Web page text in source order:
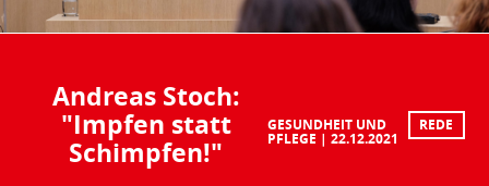
Andreas Stoch:
"Impfen statt
Schimpfen!"
GESUNDHEIT UND
PFLEGE 22.12.2021
REDE